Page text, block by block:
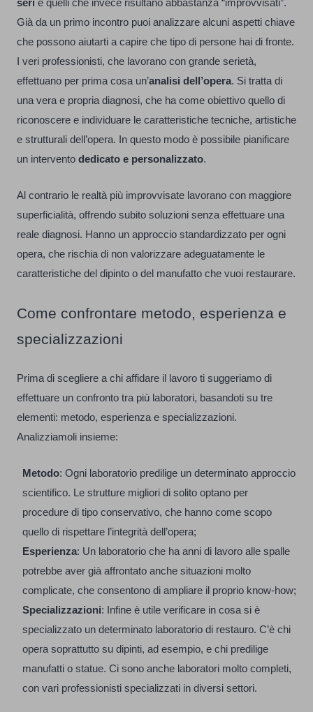
seri e quelli che invece risultano abbastanza “improvvisati”.
Già da un primo incontro puoi analizzare alcuni aspetti chiave
che possono aiutarti a capire che tipo di persone hai di fronte.
I veri professionisti, che lavorano con grande serietà,
effettuano per prima cosa un’analisi dell’opera. Si tratta di
una vera e propria diagnosi, che ha come obiettivo quello di
riconoscere e individuare le caratteristiche tecniche, artistiche
e strutturali dell’opera. In questo modo è possibile pianificare
un intervento dedicato e personalizzato.
Al contrario le realtà più improvvisate lavorano con maggiore
superficialità, offrendo subito soluzioni senza effettuare una
reale diagnosi. Hanno un approccio standardizzato per ogni
opera, che rischia di non valorizzare adeguatamente le
caratteristiche del dipinto o del manufatto che vuoi restaurare.
Come confrontare metodo, esperienza e
specializzazioni
Prima di scegliere a chi affidare il lavoro ti suggeriamo di
effettuare un confronto tra più laboratori, basandoti su tre
elementi: metodo, esperienza e specializzazioni.
Analizziamoli insieme:
Metodo: Ogni laboratorio predilige un determinato approccio
scientifico. Le strutture migliori di solito optano per
procedure di tipo conservativo, che hanno come scopo
quello di rispettare l’integrità dell’opera;
Esperienza: Un laboratorio che ha anni di lavoro alle spalle
potrebbe aver già affrontato anche situazioni molto
complicate, che consentono di ampliare il proprio know-how;
Specializzazioni: Infine è utile verificare in cosa si è
specializzato un determinato laboratorio di restauro. C’è chi
opera soprattutto su dipinti, ad esempio, e chi predilige
manufatti o statue. Ci sono anche laboratori molto completi,
con vari professionisti specializzati in diversi settori.